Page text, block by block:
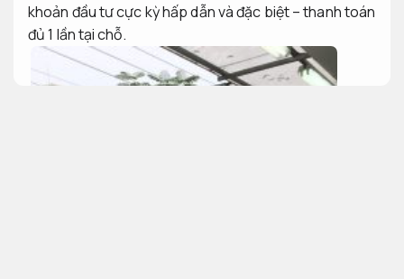
khoản đầu tư cực kỳ hấp dẫn và đặc biệt – thanh toán
đủ 1 lần tại chỗ.